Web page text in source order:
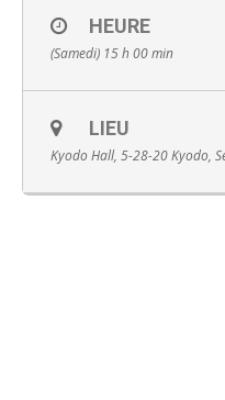
Français
HEURE
(Samedi) 15 h 00 min
LIEU
Kyodo Hall, 5-28-20 Kyodo,